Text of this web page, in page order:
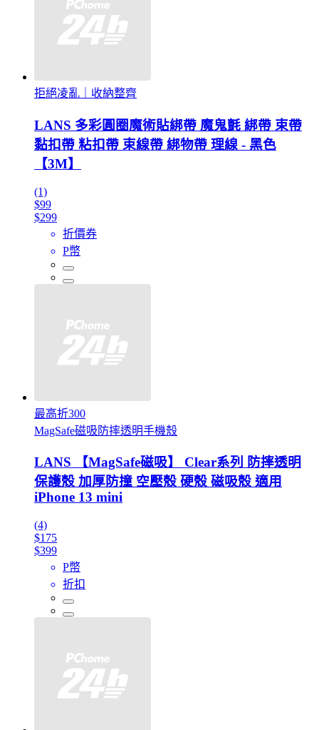
拒絕凌亂｜收納整齊
LANS 多彩圓圈魔術貼綁帶 魔鬼氈 綁帶 束帶
黏扣帶 粘扣帶 束線帶 綁物帶 理線 - 黑色
【3M】
(1)
$99
$299
折價券
P幣
最高折300
MagSafe磁吸防摔透明手機殼
LANS 【MagSafe磁吸】 Clear系列 防摔透明
保護殼 加厚防撞 空壓殼 硬殼 磁吸殼 適用
iPhone 13 mini
(4)
$175
$399
P幣
折扣